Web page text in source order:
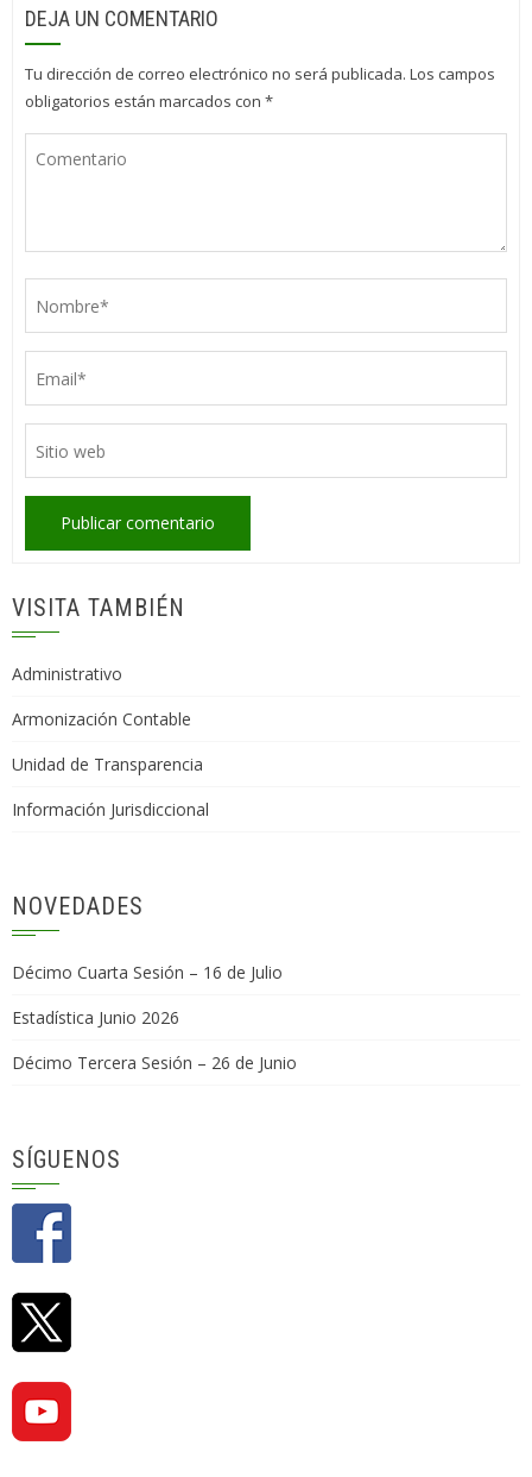
DEJA UN COMENTARIO
Tu dirección de correo electrónico no será publicada. Los campos
obligatorios están marcados con *
VISITA TAMBIÉN
Administrativo
Armonización Contable
Unidad de Transparencia
Información Jurisdiccional
NOVEDADES
Décimo Cuarta Sesión – 16 de Julio
Estadística Junio 2026
Décimo Tercera Sesión – 26 de Junio
SÍGUENOS